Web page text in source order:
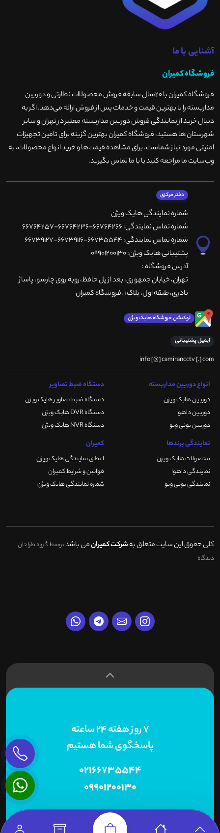
آشنایی با ما
فروشگاه کمیران
فروشگاه کمیران با ۲۰سال سابقه فروش محصولاات نظارتی و دوربین
مداربسته را با بهترین قیمت و خدمات پس از فروش ارائه می‌دهد. اگر به
دنبال خرید از نمایندگی فروش دوربین مداربسته معتبر در تهران و سایر
شهرستان ها هستید، فروشگاه کمیران بهترین گزینه برای تامین تجهیزات
امنیتی مورد نیاز شماست. برای مشاهده قیمت‌ها و خرید انواع محصولات، به
وب‌سایت ما مراجعه کنید یا با ما تماس بگیرید.
دفتر مرکزی
شماره نمایندگی هایک ویژن
شماره تماس نمایندگی: 66764266-66764236-66764257
شماره تماس نمایندگی: 66735544-66739116-66739127
پشتیبانی هایک ویژن: 09901200130
آدرس فروشگاه :
تهران، خيابان جمهوری، بعد از پل حافظ،روبه روی چارسو، پاساژ
نادری، طبقه اول، پلاک 1 ،فروشگاه کمیران
لوکیشن فروشگاه هایک ویژن
ایمیل پشتیبانی
info [@] camirancctv [.] com
انواع دوربین مداربسته
دوربین هایک ویژن
دوربین داهوا
دوربین یونی ویو
دستگاه ضبط تصاویر
دستگاه ضبط تصاویر هایک ویژن
دستگاه DVR هایک ویژن
دستگاه NVR هایک ویژن
نمایندگی برندها
محصولات هایک ویژن
نمایندگی داهوا
نمایندگی یونی ویو
کمیران
اعطای نمایندگی هایک ویژن
قوانین و شرایط کمیران
شماره نمایندگی هایک ویژن
کلی حقوق این سایت متعلق بهشرکت کمیرانمی باشدتوسط گروه طراحان
دیدگاه
7 روز هفته 24 ساعته
پاسخگوی شما هستیم
02166735544
09901200130